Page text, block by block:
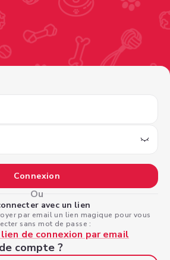
Connexion
Ou
avec un lien
par email un lien magique pour vous
sans mot de passe :
de connexion par email
compte ?
profile%2F8755ac66-88fb-